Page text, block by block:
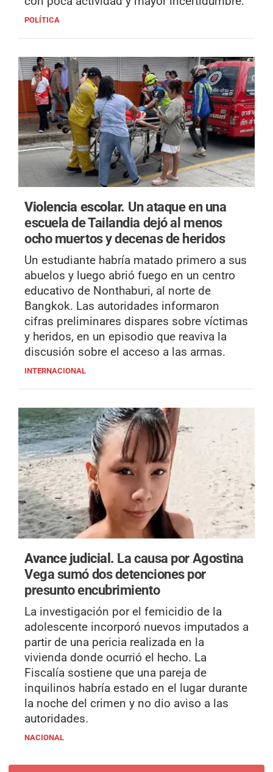
POLÍTICA
Violencia escolar. Un ataque en una
escuela de Tailandia dejó al menos
ocho muertos y decenas de heridos
Un estudiante habría matado primero a sus
abuelos y luego abrió fuego en un centro
educativo de Nonthaburi, al norte de
Bangkok. Las autoridades informaron
cifras preliminares dispares sobre víctimas
y heridos, en un episodio que reaviva la
discusión sobre el acceso a las armas.
INTERNACIONAL
Avance judicial. La causa por Agostina
Vega sumó dos detenciones por
presunto encubrimiento
La investigación por el femicidio de la
adolescente incorporó nuevos imputados a
partir de una pericia realizada en la
vivienda donde ocurrió el hecho. La
Fiscalía sostiene que una pareja de
inquilinos habría estado en el lugar durante
la noche del crimen y no dio aviso a las
autoridades.
NACIONAL